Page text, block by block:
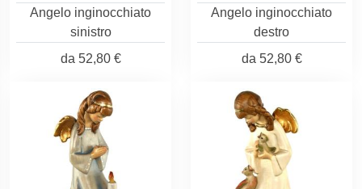
Angelo inginocchiato
sinistro
da 52,80 €
Angelo inginocchiato
destro
da 52,80 €